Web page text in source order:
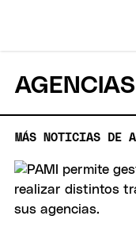
AGENCIAS
MÁS NOTICIAS DE